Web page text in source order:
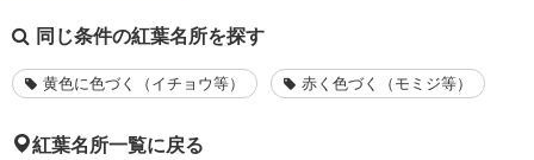
同じ条件の紅葉名所を探す
黄色に色づく（イチョウ等） 赤く色づく（モミジ等）
紅葉名所一覧に戻る